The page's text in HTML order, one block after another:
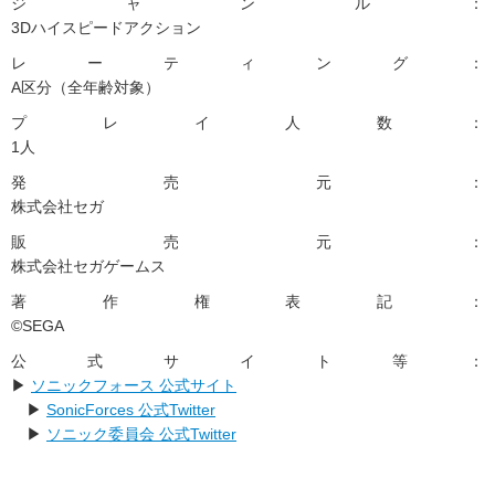
3Dハイスピードアクション
レーティング：
A区分（全年齢対象）
プレイ人数：
1人
発売元：
株式会社セガ
販売元：
株式会社セガゲームス
著作権表記：
©SEGA
公式サイト等：
▶ ソニックフォース 公式サイト
▶ SonicForces 公式Twitter
▶ ソニック委員会 公式Twitter